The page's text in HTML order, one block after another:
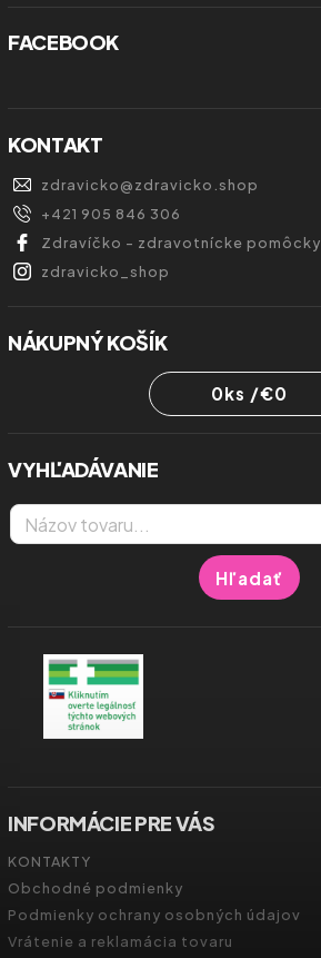
FACEBOOK
KONTAKT
zdravicko@zdravicko.shop
+421 905 846 306
Zdravíčko - zdravotnícke pomôcky
zdravicko_shop
NÁKUPNÝ KOŠÍK
0ks /€0
VYHĽADÁVANIE
Hľadať
INFORMÁCIE PRE VÁS
KONTAKTY
Obchodné podmienky
Podmienky ochrany osobných údajov
Vrátenie a reklamácia tovaru